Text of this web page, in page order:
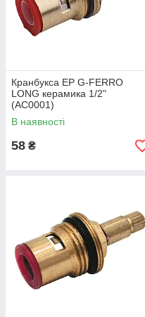
Кранбукса EP G-FERRO
LONG керамика 1/2"
(AC0001)
В наявності
58 ₴